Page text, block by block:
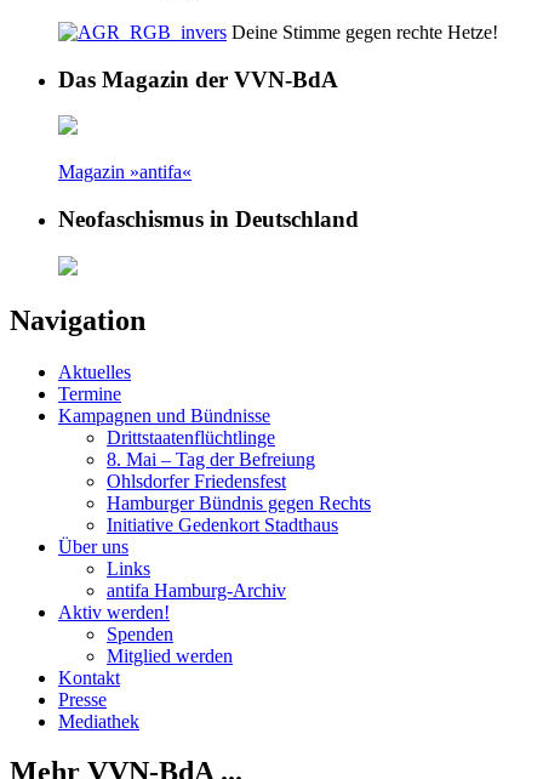
Deine Stimme gegen rechte Hetze!
Das Magazin der VVN-BdA
Magazin »antifa«
Neofaschismus in Deutschland
Navigation
Aktuelles
Termine
Kampagnen und Bündnisse
Drittstaatenflüchtlinge
8. Mai – Tag der Befreiung
Ohlsdorfer Friedensfest
Hamburger Bündnis gegen Rechts
Initiative Gedenkort Stadthaus
Über uns
Links
antifa Hamburg-Archiv
Aktiv werden!
Spenden
Mitglied werden
Kontakt
Presse
Mediathek
Mehr VVN-BdA ...